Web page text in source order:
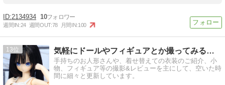
2134934 10
週間IN:24 週間OUT:78 月間IN:100
13 気軽にドールやフィギュアとか撮ってみるブログ
手持ちのお人形さんや、着せ替えての衣装のご紹介、小
物、フィギュア等の撮影&レビューを主にして、空いた時
間に細々と更新しています。